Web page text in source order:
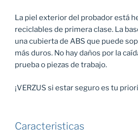
La piel exterior del probador está
reciclables de primera clase. La
una cubierta de ABS que puede
más duros. No hay daños por la
prueba o piezas de trabajo.
¡VERZUS si estar seguro es tu
Caracteristicas